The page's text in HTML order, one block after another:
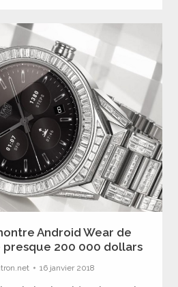
Android Wear de
presque 200 000 dollars
16 janvier 2018